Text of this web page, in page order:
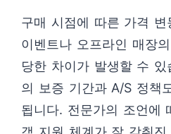
구매 시점에 따른 가격 변
이벤트나 오프라인 매장
당한 차이가 발생할 수 있
의 보증 기간과 A/S 정책
됩니다. 전문가의 조언에